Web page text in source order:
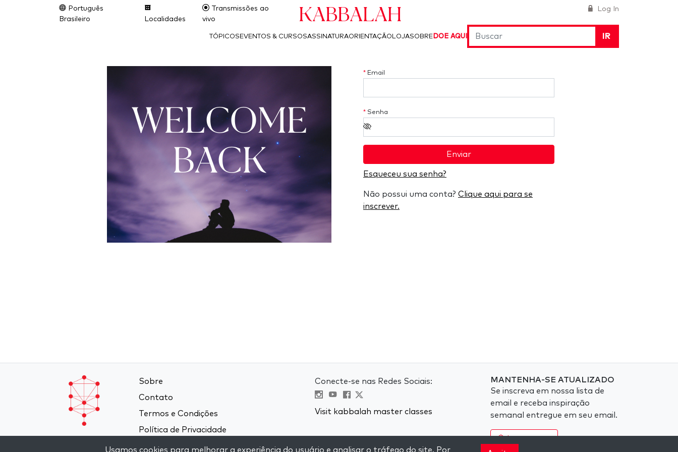
Log In
Português
Brasileiro
Localidades
Transmissões ao
vivo
Kabbalah
IR
TÓPICOS EVENTOS & CURSOSASSINATURAORIENTAÇÃO LOJASOBRE DOE AQUI
WELCOME
BACK
* Email
* Senha
Enviar
Esqueceu sua senha?
Não possui uma conta? Clique aqui para se
inscrever.
Sobre
Contato
Termos e Condições
Política de Privacidade
Conecte-se nas Redes Sociais:
Visit kabbalah master classes
MANTENHA-SE ATUALIZADO
Se inscreva em nossa lista de
email e receba inspiração
semanal entregue em seu email.
Usamos cookies para melhorar a experiência do usuário e analisar o tráfego do site. Por